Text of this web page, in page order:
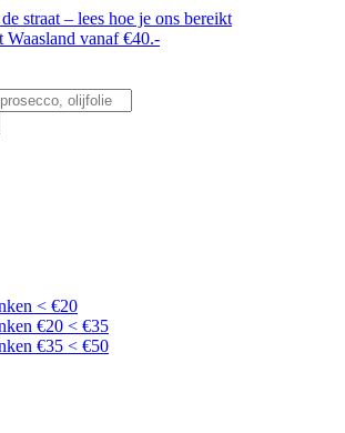
straat – lees hoe je ons bereikt
vanaf €40.-
< €20
€20 < €35
€35 < €50